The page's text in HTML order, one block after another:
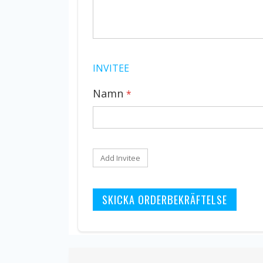
INVITEE
Namn
Add Invitee
SKICKA ORDERBEKRÄFTELSE